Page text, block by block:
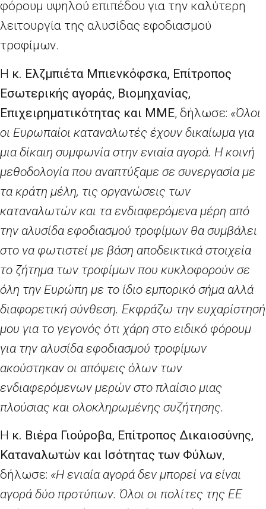
φόρουμ υψηλού επιπέδου για την καλύτερη
λειτουργία της αλυσίδας εφοδιασμού
τροφίμων.
Η κ. Ελζμπιέτα Μπιενκόφσκα, Eπίτροπος
Εσωτερικής αγοράς, Βιομηχανίας,
Επιχειρηματικότητας και ΜΜΕ, δήλωσε: «Όλοι
οι Ευρωπαίοι καταναλωτές έχουν δικαίωμα για
μια δίκαιη συμφωνία στην ενιαία αγορά. Η κοινή
μεθοδολογία που αναπτύξαμε σε συνεργασία με
τα κράτη μέλη, τις οργανώσεις των
καταναλωτών και τα ενδιαφερόμενα μέρη από
την αλυσίδα εφοδιασμού τροφίμων θα συμβάλει
στο να φωτιστεί με βάση αποδεικτικά στοιχεία
το ζήτημα των τροφίμων που κυκλοφορούν σε
όλη την Ευρώπη με το ίδιο εμπορικό σήμα αλλά
διαφορετική σύνθεση. Εκφράζω την ευχαρίστησή
μου για το γεγονός ότι χάρη στο ειδικό φόρουμ
για την αλυσίδα εφοδιασμού τροφίμων
ακούστηκαν οι απόψεις όλων των
ενδιαφερόμενων μερών στο πλαίσιο μιας
πλούσιας και ολοκληρωμένης συζήτησης.
Η κ. Βιέρα Γιούροβα, Eπίτροπος Δικαιοσύνης,
Καταναλωτών και Ισότητας των Φύλων,
δήλωσε: «Η ενιαία αγορά δεν μπορεί να είναι
αγορά δύο προτύπων. Όλοι οι πολίτες της ΕΕ